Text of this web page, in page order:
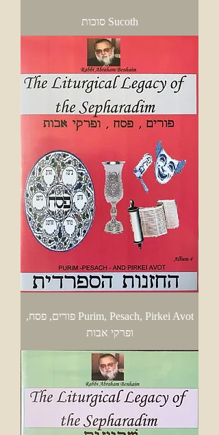
Sucoth סוכות
Purim, Pesach, Pirkei Avot פורים, פסח,
ופרקי אבות